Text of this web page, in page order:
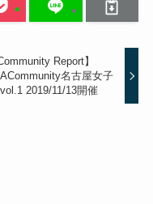
Report】
名古屋女子
2019/11/13開催